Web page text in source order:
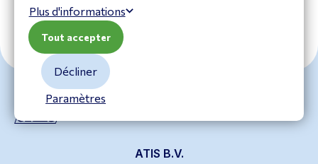
ATIS B.V.
Plus d'informations
Paramètres
Décliner
Tout accepter